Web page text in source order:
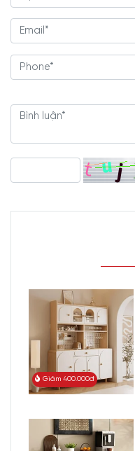
Giảm 400.000đ